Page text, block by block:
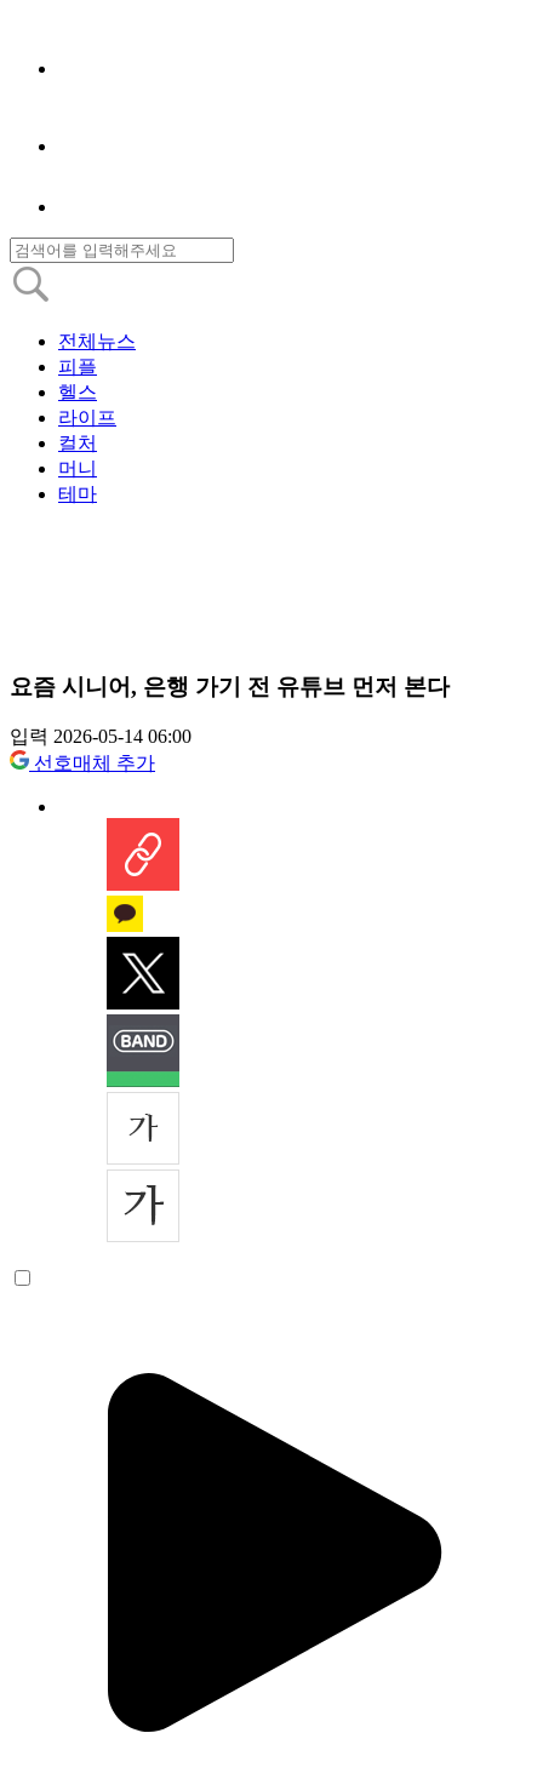
전체뉴스
피플
헬스
라이프
컬처
머니
테마
요즘 시니어, 은행 가기 전 유튜브 먼저 본다
입력 2026-05-14 06:00
선호매체 추가